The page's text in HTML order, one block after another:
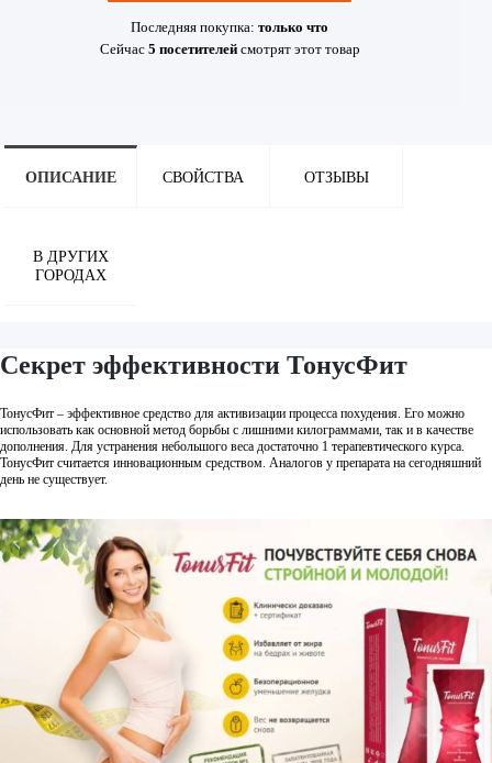
Последняя покупка: только что
Сейчас 5 посетителей смотрятэтот товар
ОПИСАНИЕ СВОЙСТВА ОТЗЫВЫ
В ДРУГИХ
ГОРОДАХ
Секрет эффективности ТонусФит
ТонусФит – эффективное средство для активизации процесса похудения. Его можно
использовать как основной метод борьбы с лишними килограммами, так и в качестве
дополнения. Для устранения небольшого веса достаточно 1 терапевтического курса.
ТонусФит считается инновационным средством. Аналогов у препарата на сегодняшний
день не существует.